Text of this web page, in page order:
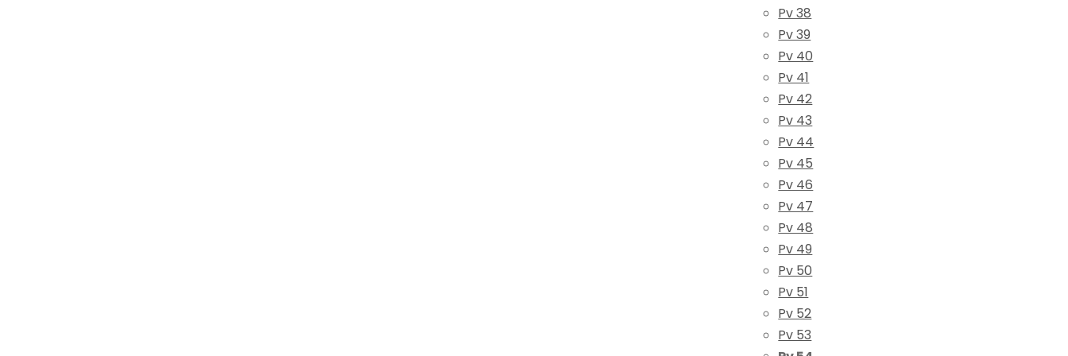
Pv 38
Pv 39
Pv 40
Pv 41
Pv 42
Pv 43
Pv 44
Pv 45
Pv 46
Pv 47
Pv 48
Pv 49
Pv 50
Pv 51
Pv 52
Pv 53